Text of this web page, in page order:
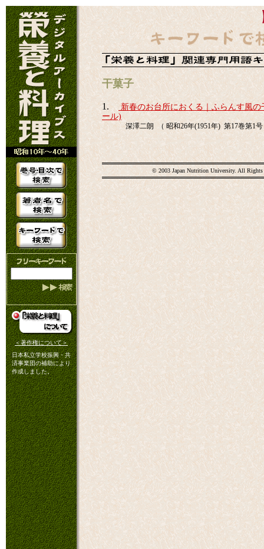
＜著作権について＞
日本私立学校振興・共
済事業団の補助により
作成しました。
干菓子
1.
新春のお台所におくる｜ふらんす風
ール)
深澤二朗 （ 昭和26年(1951年) 第17巻第1号
© 2003 Japan Nutrition University. All Rights